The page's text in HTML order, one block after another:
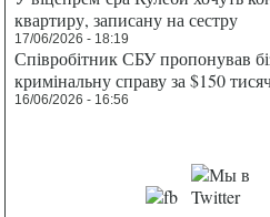
квартиру, записану на сестру
17/06/2026 - 18:19
Співробітник СБУ пропонував
кримінальну справу за $150
16/06/2026 - 16:56